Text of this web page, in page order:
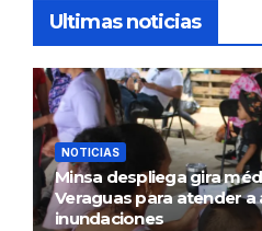
Ultimas noticias
NOTICIAS
Minsa despliega gira
Veraguas para atender
inundaciones